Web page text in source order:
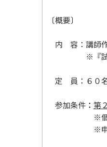
〔概要〕
内 容：講師作
※『試験対策
定 員：６０
参加条件 ： 第
※個人で
※申込